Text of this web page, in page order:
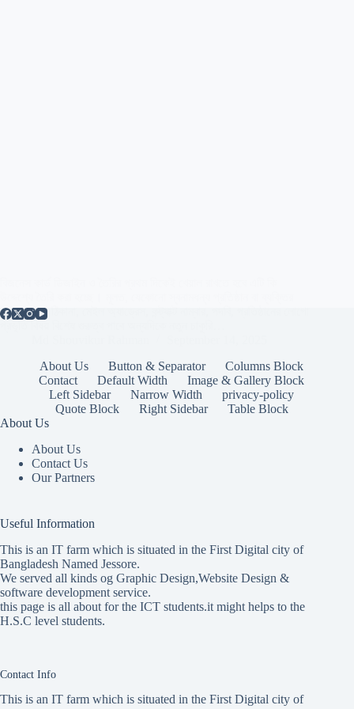
ক্ষেত্রে নাম, ঠিকানা, মেইল অ্যাড্রেস, কন্ট্যাক্ট নাম্বার, পদবি, প্রতিষ্ঠানের লোগো
About Us
Button & Separator
Columns Block
Contact
Default Width
Image & Gallery Block
Left Sidebar
Narrow Width
privacy-policy
Quote Block
Right Sidebar
Table Block
About Us
About Us
Contact Us
Our Partners
Useful Information
This is an IT farm which is situated in the First Digital city of
Bangladesh Named Jessore.
We served all kinds og Graphic Design,Website Design &
software development service.
this page is all about for the ICT students.it might helps to the
H.S.C level students.
Contact Info
This is an IT farm which is situated in the First Digital city of